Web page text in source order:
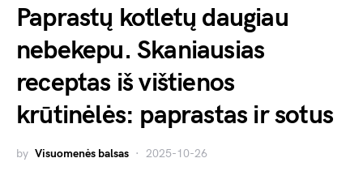
Paprastų kotletų daugiau
nebekepu. Skaniausias
receptas iš vištienos
krūtinėlės: paprastas ir sotus
by Visuomenės balsas 2025-10-26